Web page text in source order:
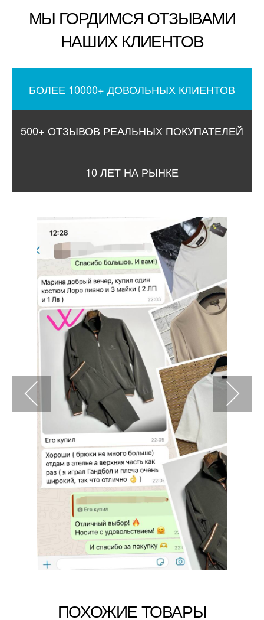
МЫ ГОРДИМСЯ ОТЗЫВАМИ
НАШИХ КЛИЕНТОВ
БОЛЕЕ 10000+ ДОВОЛЬНЫХ КЛИЕНТОВ
500+ ОТЗЫВОВ РЕАЛЬНЫХ ПОКУПАТЕЛЕЙ
10 ЛЕТ НА РЫНКЕ
ПОХОЖИЕ ТОВАРЫ